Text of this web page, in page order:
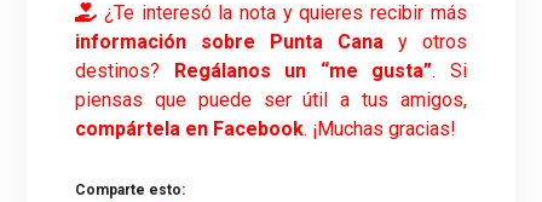
¿Te interesó la nota y quieres recibir más
información sobre Punta Canay otros
destinos?
Regálanos un “me gusta”. Si
piensas que puede ser útil a tus amigos,
compártela en Facebook. ¡Muchas gracias!
Comparte esto: